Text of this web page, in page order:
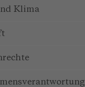
Klima